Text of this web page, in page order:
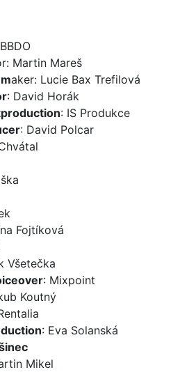
Martin Mareš
maker: Lucie Bax Trefilová
: David Horák
: IS Produkce
: David Polcar
Fojtíková
Všetečka
: Mixpoint
Koutný
: Eva Solanská
Mikel